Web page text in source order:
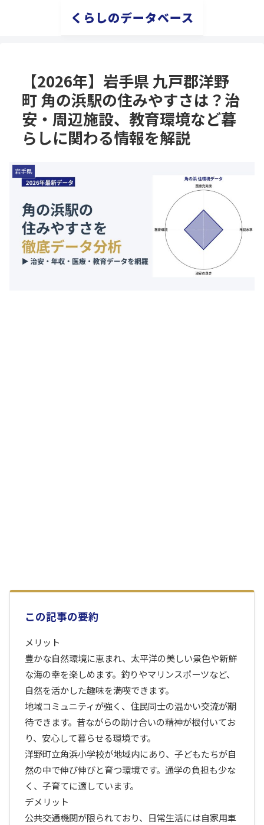
くらしのデータベース
【2026年】岩手県 九戸郡洋野
町 角の浜駅の住みやすさは？治
安・周辺施設、教育環境など暮
らしに関わる情報を解説
岩手県
この記事の要約
メリット
豊かな自然環境に恵まれ、太平洋の美しい景色や新鮮
な海の幸を楽しめます。釣りやマリンスポーツなど、
自然を活かした趣味を満喫できます。
地域コミュニティが強く、住民同士の温かい交流が期
待できます。昔ながらの助け合いの精神が根付いてお
り、安心して暮らせる環境です。
洋野町立角浜小学校が地域内にあり、子どもたちが自
然の中で伸び伸びと育つ環境です。通学の負担も少な
く、子育てに適しています。
デメリット
公共交通機関が限られており、日常生活には自家用車